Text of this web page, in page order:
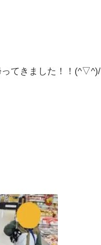
ってきました！！(^▽^)/